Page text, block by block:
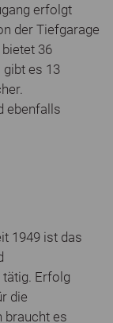
erfolgt
der Tiefgarage
36
gibt es 13
ebenfalls
1949 ist das
tätig. Erfolg
die
braucht es